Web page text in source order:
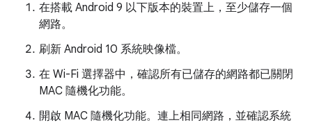
在搭載 Android 9 以下版本的裝置上，至少儲存一個
網路。
刷新 Android 10 系統映像檔。
在 Wi-Fi 選擇器中，確認所有已儲存的網路都已關閉
MAC 隨機化功能。
開啟 MAC 隨機化功能。連上相同網路，並確認系統